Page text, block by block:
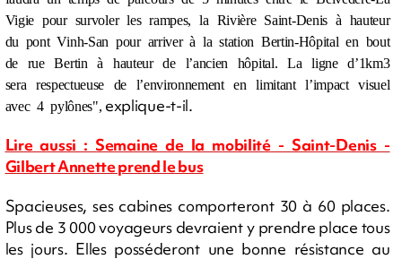
Vigie pour survoler les rampes, la Rivière Saint-Denis à hauteur
du pont Vinh-San pour arriver à la station Bertin-Hôpital en bout
de rue Bertin à hauteur de l’ancien hôpital. La ligne d’1km3
sera respectueuse de l’environnement en limitant l’impact visuel
avec 4 pylônes", explique-t-il.
Lire aussi : Semaine de la mobilité - Saint-Denis -
Gilbert Annette prend le bus
Spacieuses, ses cabines comporteront 30 à 60 places.
Plus de 3 000 voyageurs devraient y prendre place tous
les jours. Elles posséderont une bonne résistance au